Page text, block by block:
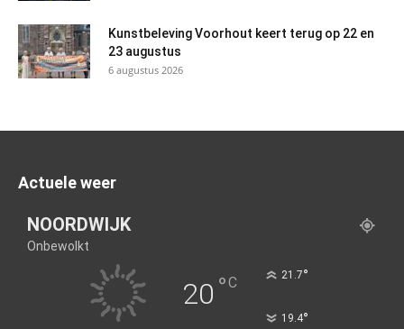
Kunstbeleving Voorhout keert terug op 22 en
23 augustus
6 augustus 2026
Actuele weer
NOORDWIJK
Onbewolkt
20 °C 21.7°
19.4°